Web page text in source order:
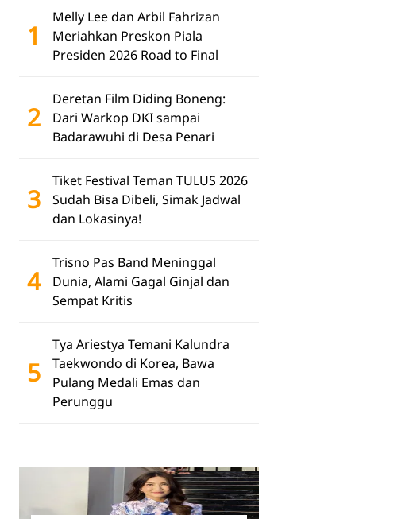
1
Melly Lee dan Arbil Fahrizan
Meriahkan Preskon Piala
Presiden 2026 Road to Final
2
Deretan Film Diding Boneng:
Dari Warkop DKI sampai
Badarawuhi di Desa Penari
3
Tiket Festival Teman TULUS 2026
Sudah Bisa Dibeli, Simak Jadwal
dan Lokasinya!
4
Trisno Pas Band Meninggal
Dunia, Alami Gagal Ginjal dan
Sempat Kritis
5
Tya Ariestya Temani Kalundra
Taekwondo di Korea, Bawa
Pulang Medali Emas dan
Perunggu